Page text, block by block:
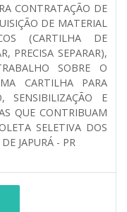
CONTRATAÇÃO DE
DE MATERIAL
(CARTILHA DE
PRECISA SEPARAR),
SOBRE O
CARTILHA PARA
SENSIBILIZAÇÃO E
QUE CONTRIBUAM
SELETIVA DOS
JAPURÁ - PR